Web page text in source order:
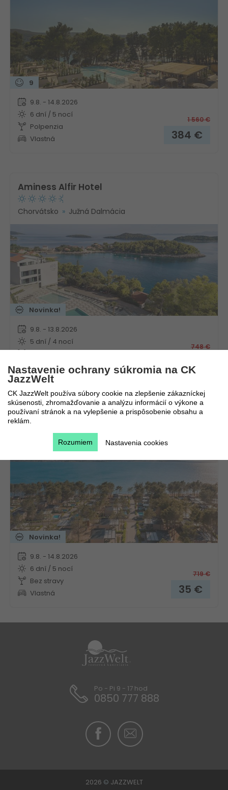
9
9.8. - 14.8.2026
6 dní / 5 nocí
Polpenzia
Vlastná
1 560€
384 €
Aminess Alfir Hotel
Chorvátsko Južná Dalmácia
Novinka!
9.8. - 13.8.2026
5 dní / 4 nocí
Vlastná
748€
Aminess Camping Villas & Holiday Homes Avalona
Kvarner
Novinka!
9.8. - 14.8.2026
6 dní / 5 nocí
Bez stravy
Vlastná
719€
35 €
Po - Pi 9 - 17 hod
0850 777 888
2026 © JAZZWELT
Nastavenie ochrany súkromia na CK
JazzWelt
CK JazzWelt používa súbory cookie na zlepšenie zákazníckej
skúsenosti, zhromažďovanie a analýzu informácií o výkone a
používaní stránok a na vylepšenie a prispôsobenie obsahu a
reklám.
Nastavenia cookies
Rozumiem